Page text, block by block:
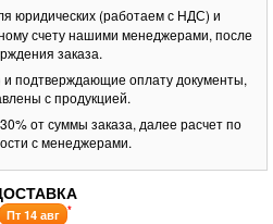
юридических (работаем с НДС) и
счету нашими менеджерами, после
заказа.
и подтверждающие оплату документы,
с продукцией.
от суммы заказа, далее расчет по
с менеджерами.
Пт 14 авг *